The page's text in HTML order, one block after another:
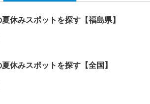
休みスポットを探す【福島県】
休みスポットを探す【全国】